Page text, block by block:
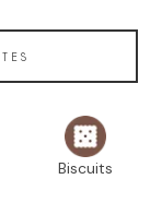
Biscuits